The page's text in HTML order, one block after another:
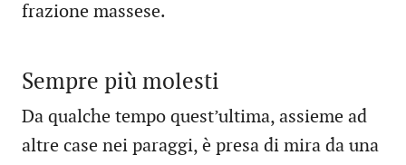
frazione massese.
Sempre più molesti
Da qualche tempo quest’ultima, assieme ad
altre case nei paraggi, è presa di mira da una